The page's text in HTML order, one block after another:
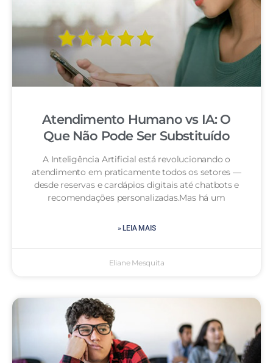
Atendimento Humano vs IA: O
Que Não Pode Ser Substituído
A Inteligência Artificial está revolucionando o
atendimento em praticamente todos os setores —
desde reservas e cardápios digitais até chatbots e
recomendações personalizadas.Mas há um
» LEIA MAIS
Eliane Mesquita